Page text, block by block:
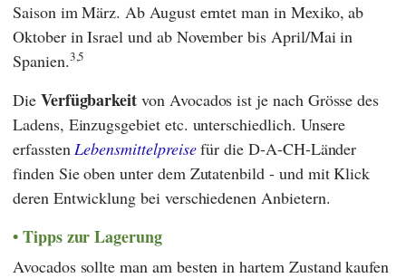
Saison im März. Ab August erntet man in Mexiko, ab
Oktober in Israel und ab November bis April/Mai in
Spanien.3,5
Die Verfügbarkeitvon Avocados ist je nach Grösse des
Ladens, Einzugsgebiet etc. unterschiedlich. Unsere
erfasstenLebensmittelpreisefür die D-A-CH-Länder
finden Sie oben unter dem Zutatenbild - und mit Klick
deren Entwicklung bei verschiedenen Anbietern.
Tipps zur Lagerung
Avocados sollte man am besten in hartem Zustand kaufen